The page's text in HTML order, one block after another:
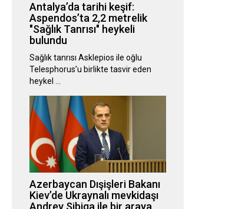
Antalya’da tarihi keşif:
Aspendos’ta 2,2 metrelik
"Sağlık Tanrısı" heykeli
bulundu
Sağlık tanrısı Asklepios ile oğlu
Telesphorus’u birlikte tasvir eden
heykel …
Azerbaycan Dışişleri Bakanı
Kiev’de Ukraynalı mevkidaşı
Andrey Sibiga ile bir araya